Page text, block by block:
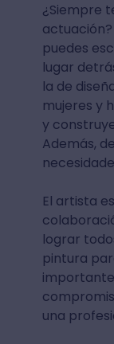
¿Siempre
puedes
lugar
la de
mujeres y
y
Además,
El artista
lograr
pintura
una